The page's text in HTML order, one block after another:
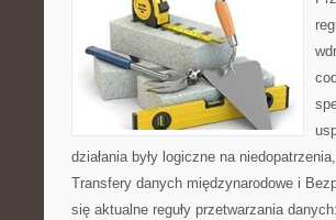
działania były logiczne na
Transfery danych międzynarodowe i
się aktualne reguły przetwarzania